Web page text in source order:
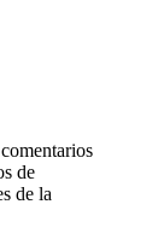
de
de la